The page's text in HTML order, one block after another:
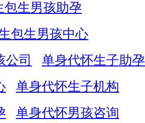
包生男孩助孕
包生男孩中心
公司
单身代怀生子助孕
单身代怀生子机构
单身代怀男孩咨询